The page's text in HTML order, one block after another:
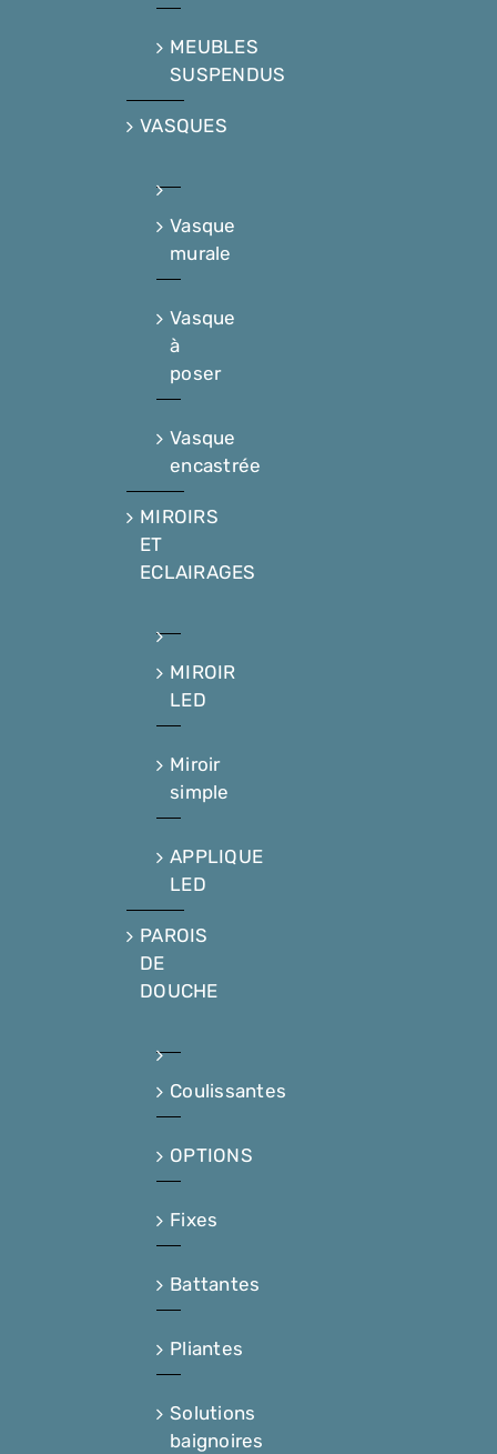
MEUBLES
SUSPENDUS
VASQUES
Vasque
murale
Vasque
à
poser
Vasque
encastrée
MIROIRS
ET
ECLAIRAGES
MIROIR
LED
Miroir
simple
APPLIQUE
LED
PAROIS
DE
DOUCHE
Coulissantes
OPTIONS
Fixes
Battantes
Pliantes
Solutions
baignoires